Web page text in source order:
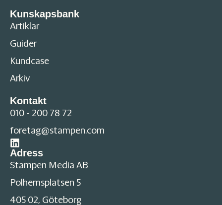
Kunskapsbank
Artiklar
Guider
Kundcase
Arkiv
Kontakt
010 - 200 78 72
foretag@stampen.com
Adress
Stampen Media AB
Polhemsplatsen 5
405 02, Göteborg